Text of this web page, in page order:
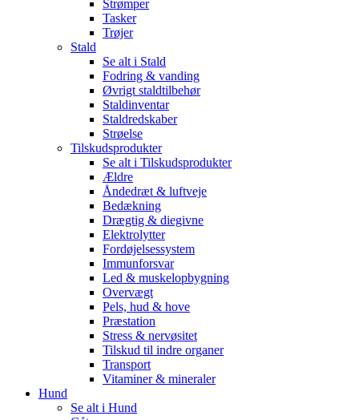
Strømper
Tasker
Trøjer
Stald
Se alt i Stald
Fodring & vanding
Øvrigt staldtilbehør
Staldinventar
Staldredskaber
Strøelse
Tilskudsprodukter
Se alt i Tilskudsprodukter
Ældre
Åndedræt & luftveje
Bedækning
Drægtig & diegivne
Elektrolytter
Fordøjelsessystem
Immunforsvar
Led & muskelopbygning
Overvægt
Pels, hud & hove
Præstation
Stress & nervøsitet
Tilskud til indre organer
Transport
Vitaminer & mineraler
Hund
Se alt i Hund